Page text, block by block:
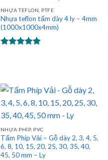
NHỰA TEFLON, PTFE
Nhựa teflon tấm dày 4 ly – 4mm
(1000x1000x4mm)
NHỰA PHÍP, PVC
Tấm Phíp Vải – Gỗ dày 2, 3, 4, 5,
6, 8, 10, 15, 20, 25, 30, 35, 40,
45, 50 mm – Ly